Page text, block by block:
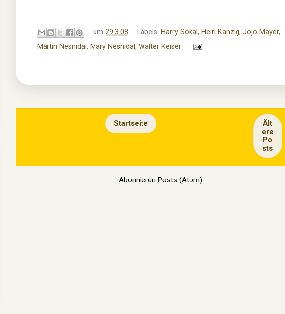
um 29.3.08 Labels: Harry Sokal, Heiri Känzig,Jojo Mayer,
Martin Nesnidal, Mary Nesnidal, Walter Keiser
Ält
ere
Po
sts
Startseite
Abonnieren Posts (Atom)